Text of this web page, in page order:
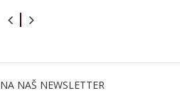
NAŠ NEWSLETTER